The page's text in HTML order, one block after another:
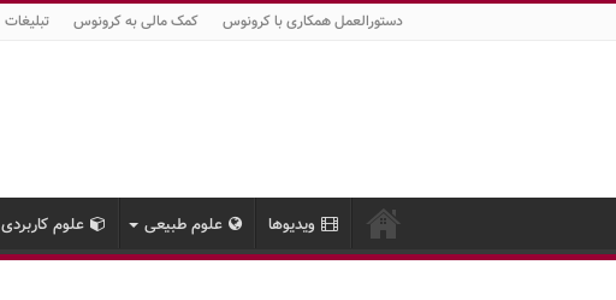
دستورالعمل همکاری با کرونوس کمک مالی به کرونوس تبلیغات
ویدیوها علوم طبیعی علوم کاربردی